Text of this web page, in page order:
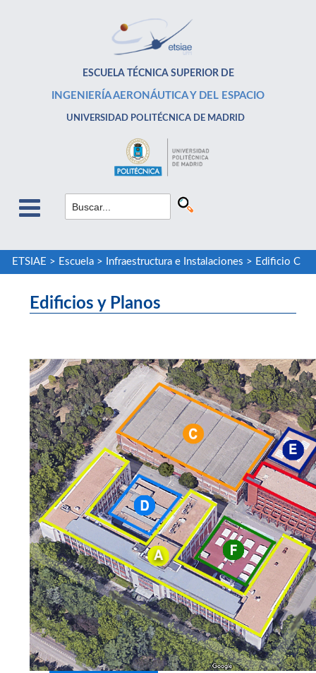
ESCUELA TÉCNICA SUPERIOR DE
INGENIERÍA AERONÁUTICA Y DEL ESPACIO
UNIVERSIDAD POLITÉCNICA DE MADRID
ETSIAE > Escuela> Infraestructura e Instalaciones > Edificio C
Edificios y Planos